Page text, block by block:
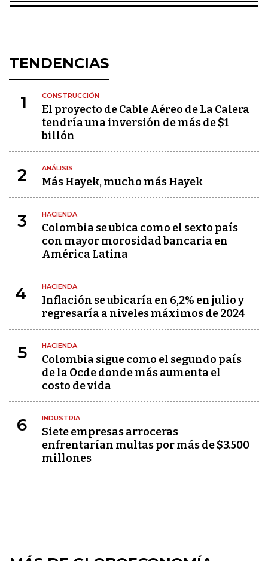
TENDENCIAS
1 CONSTRUCCIÓN
El proyecto de Cable Aéreo de La Calera
tendría una inversión de más de $1
billón
2 ANÁLISIS
Más Hayek, mucho más Hayek
3 HACIENDA
Colombia se ubica como el sexto país
con mayor morosidad bancaria en
América Latina
4 HACIENDA
Inflación se ubicaría en 6,2% en julio y
regresaría a niveles máximos de 2024
5 HACIENDA
Colombia sigue como el segundo país
de la Ocde donde más aumenta el
costo de vida
6 INDUSTRIA
Siete empresas arroceras
enfrentarían multas por más de $3.500
millones